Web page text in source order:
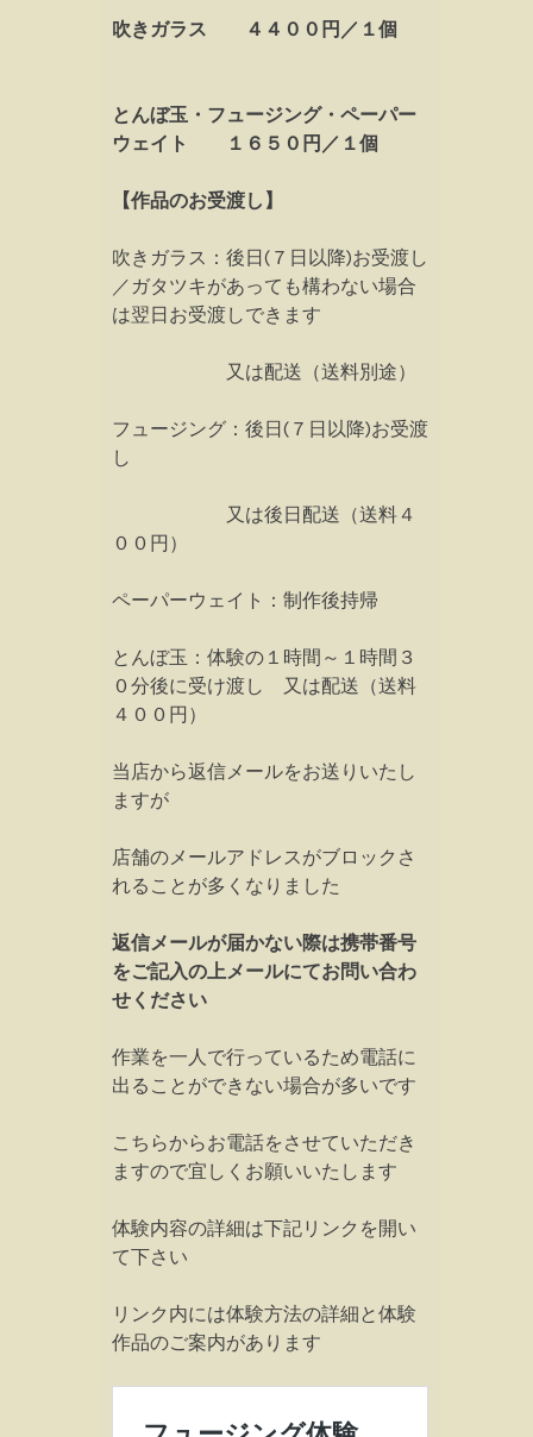
吹きガラス ４４００円／１個
とんぼ玉・フュージング・ペーパー
ウェイト １６５０円／１個
【作品のお受渡し】
吹きガラス：後日(７日以降)お受渡し
／ガタツキがあっても構わない場合
は翌日お受渡しできます
又は配送（送料別途）
フュージング：後日(７日以降)お受渡
し
又は後日配送（送料４
００円）
ペーパーウェイト：制作後持帰
とんぼ玉：体験の１時間～１時間３
０分後に受け渡し 又は配送（送料
４００円）
当店から返信メールをお送りいたし
ますが
店舗のメールアドレスがブロックさ
れることが多くなりました
返信メールが届かない際は携帯番号
をご記入の上メールにてお問い合わ
せください
作業を一人で行っているため電話に
出ることができない場合が多いです
こちらからお電話をさせていただき
ますので宜しくお願いいたします
体験内容の詳細は下記リンクを開い
て下さい
リンク内には体験方法の詳細と体験
作品のご案内があります